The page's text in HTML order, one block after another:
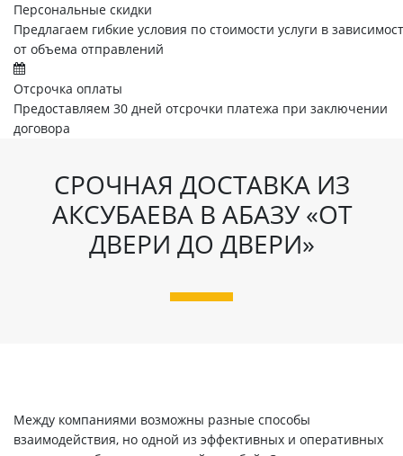
Персональные скидки
Предлагаем гибкие условия по стоимости услуги в
от объема отправлений
Отсрочка оплаты
Предоставляем 30 дней отсрочки платежа при заключении
договора
СРОЧНАЯ ДОСТАВКА ИЗ
АКСУБАЕВА В АБАЗУ «ОТ
ДВЕРИ ДО ДВЕРИ»
Между компаниями возможны разные способы
взаимодействия, но одной из эффективных и оперативных